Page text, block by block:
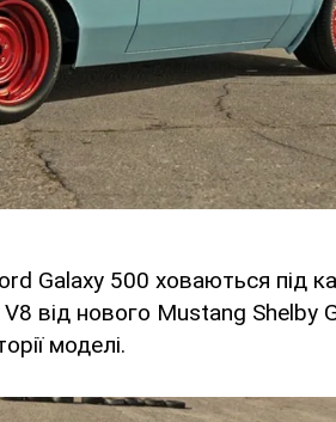
Galaxy 500 ховаються під
від нового Mustang Shelby
моделі.